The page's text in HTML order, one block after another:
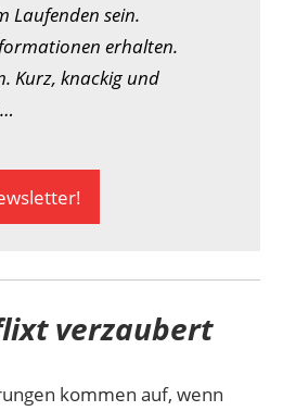
Laufenden sein.
erhalten.
Kurz, knackig und
verzaubert
kommen auf, wenn